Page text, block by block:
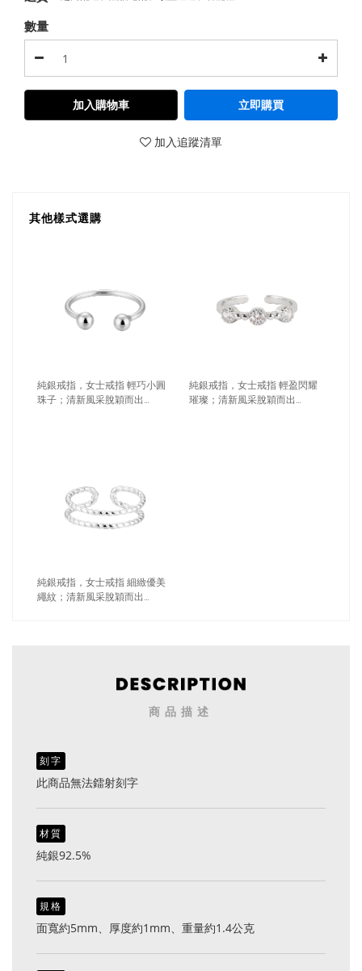
數量
加入購物車 立即購買
加入追蹤清單
其他樣式選購
純銀戒指，女士戒指 輕巧小圓
珠子；清新風采脫穎而出
純銀戒指，女士戒指 輕盈閃耀
璀璨；清新風采脫穎而出
純銀戒指，女士戒指 細緻優美
繩紋；清新風采脫穎而出
商品描述
刻字
此商品無法鐳射刻字
材質
純銀92.5%
規格
面寬約5mm、厚度約1mm、重量約1.4公克